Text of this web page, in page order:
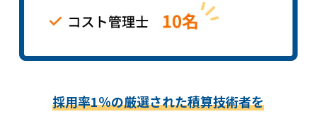
採用率1％の厳選された積算技術者を